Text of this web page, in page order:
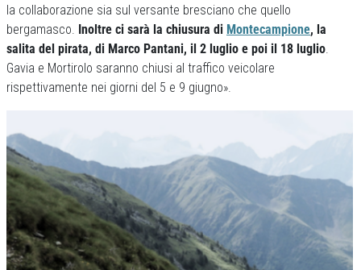
la collaborazione sia sul versante bresciano che quello
bergamasco. Inoltre ci sarà la chiusura di Montecampione, la
salita del pirata, di Marco Pantani, il 2 luglio e poi il 18 luglio.
Gavia e Mortirolo saranno chiusi al traffico veicolare
rispettivamente nei giorni del 5 e 9 giugno».